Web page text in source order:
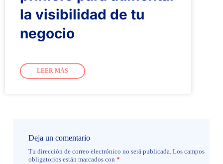
la visibilidad de tu
negocio
LEER MÁS
Deja un comentario
Tu dirección de correo electrónico no será publicada. Los campos
obligatorios están marcados con *